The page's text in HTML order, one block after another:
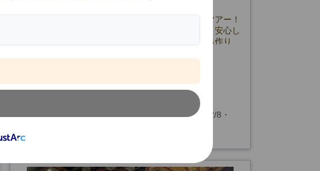
バルセロナ観光で人気の「グエル公園」入場付きツアー！
旧市街散策と世界遺産の見どころをガイドが案内。安心し
て楽しめる街歩きとインスタ映えスポットで思い出作り
80.00 EUR
詳細を見る
月～金曜日(5/25、6/24、9/11・24、10/12、12/8・
日)